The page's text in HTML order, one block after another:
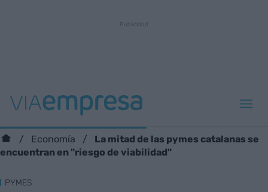
Economía
La mitad de las pymes catalanas se
encuentran en "riesgo de viabilidad"
PYMES